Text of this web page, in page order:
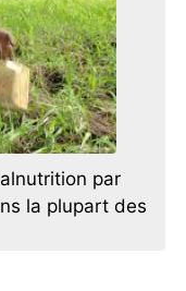
par
la plupart des